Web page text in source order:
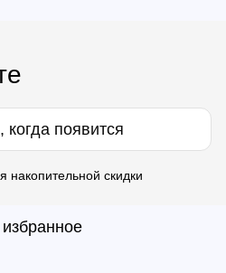
появится
накопительной скидки